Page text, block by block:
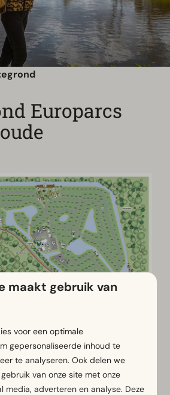
Europarcs
om in te
maakt gebruik van
voor een optimale
gepersonaliseerde inhoud te
te analyseren. Ook delen we
van onze site met onze
media, adverteren en analyse. Deze